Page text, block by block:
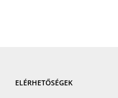
ELÉRHETŐSÉGEK